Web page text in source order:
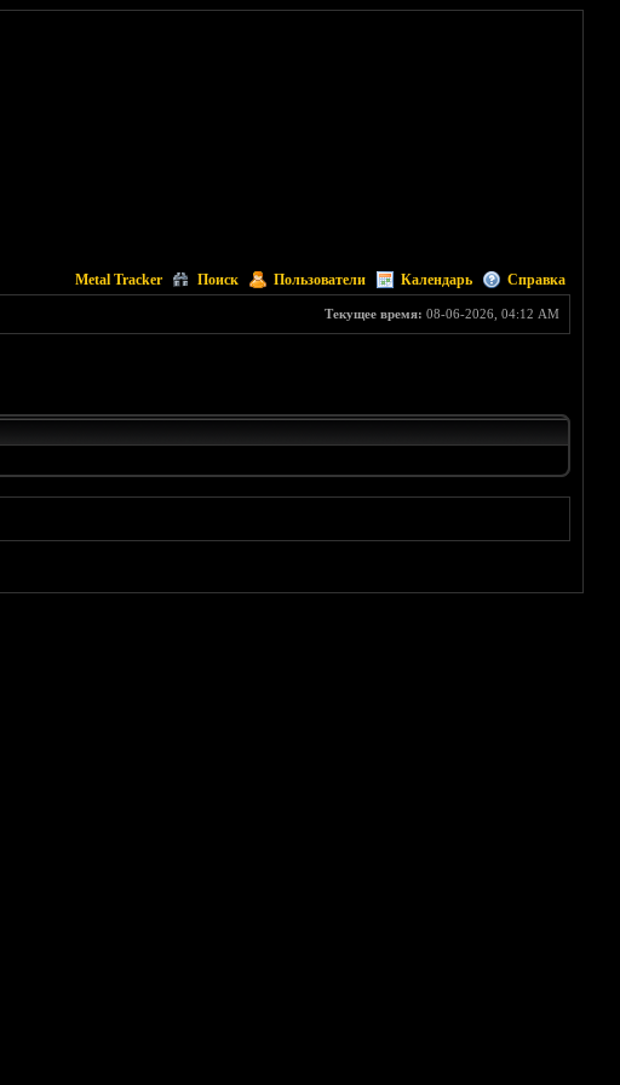
Metal Tracker Поиск Пользователи Календарь Справка
Текущее время: 08-06-2026, 04:12 AM